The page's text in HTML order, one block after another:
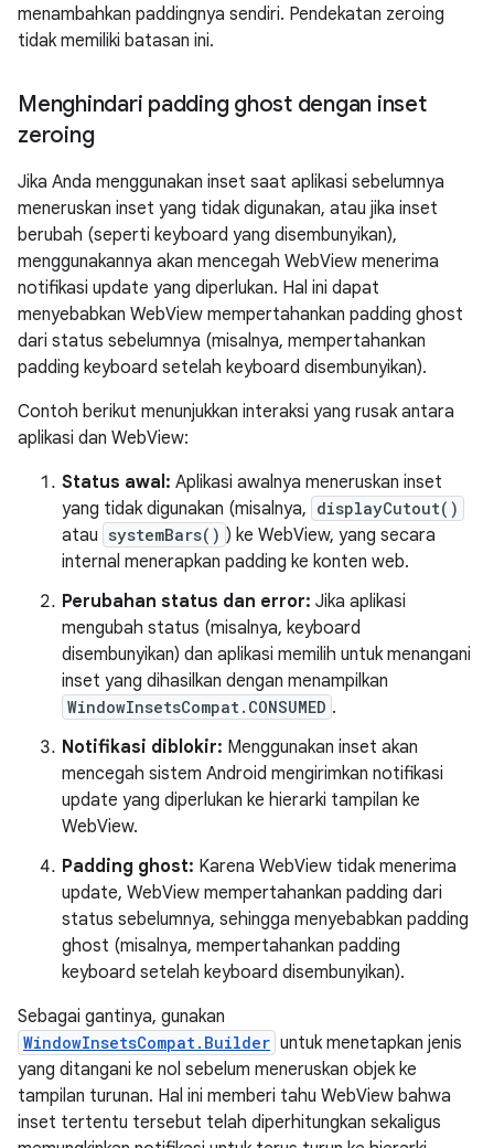
menambahkan paddingnya sendiri. Pendekatan zeroing
tidak memiliki batasan ini.
Menghindari padding ghost dengan inset
zeroing
Jika Anda menggunakan inset saat aplikasi sebelumnya
meneruskan inset yang tidak digunakan, atau jika inset
berubah (seperti keyboard yang disembunyikan),
menggunakannya akan mencegah WebView menerima
notifikasi update yang diperlukan. Hal ini dapat
menyebabkan WebView mempertahankan padding ghost
dari status sebelumnya (misalnya, mempertahankan
padding keyboard setelah keyboard disembunyikan).
Contoh berikut menunjukkan interaksi yang rusak antara
aplikasi dan WebView:
Status awal: Aplikasi awalnya meneruskan inset
yang tidak digunakan (misalnya, displayCutout()
atau systemBars() ) ke WebView, yang secara
internal menerapkan padding ke konten web.
Perubahan status dan error: Jika aplikasi
mengubah status (misalnya, keyboard
disembunyikan) dan aplikasi memilih untuk menangani
inset yang dihasilkan dengan menampilkan
WindowInsetsCompat.CONSUMED .
Notifikasi diblokir: Menggunakan inset akan
mencegah sistem Android mengirimkan notifikasi
update yang diperlukan ke hierarki tampilan ke
WebView.
Padding ghost: Karena WebView tidak menerima
update, WebView mempertahankan padding dari
status sebelumnya, sehingga menyebabkan padding
ghost (misalnya, mempertahankan padding
keyboard setelah keyboard disembunyikan).
Sebagai gantinya, gunakan
WindowInsetsCompat.Builder untuk menetapkan jenis
yang ditangani ke nol sebelum meneruskan objek ke
tampilan turunan. Hal ini memberi tahu WebView bahwa
inset tertentu tersebut telah diperhitungkan sekaligus